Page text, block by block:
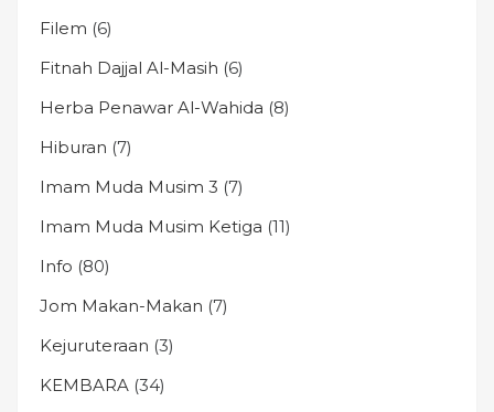
Filem (6)
Fitnah Dajjal Al-Masih (6)
Herba Penawar Al-Wahida (8)
Hiburan (7)
Imam Muda Musim 3 (7)
Imam Muda Musim Ketiga (11)
Info (80)
Jom Makan-Makan (7)
Kejuruteraan (3)
KEMBARA (34)